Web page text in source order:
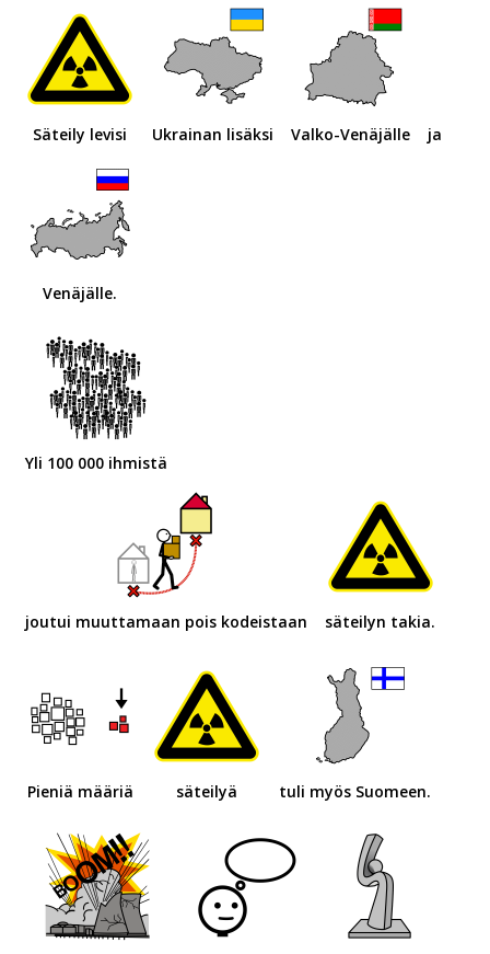
Säteily levisi Ukrainan lisäksi Valko-Venäjälle ja
Venäjälle.
Yli 100 000 ihmistä
joutui muuttamaan pois kodeistaan säteilyn takia.
Pieniä määriä säteilyä tuli myös Suomeen.